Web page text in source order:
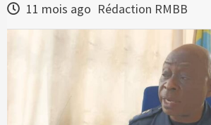
11 mois ago Rédaction RMBB